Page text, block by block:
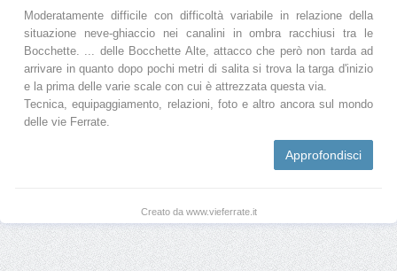
Moderatamente difficile con difficoltà variabile in relazione della
situazione neve-ghiaccio nei canalini in ombra racchiusi tra le
Bocchette. ... delle Bocchette Alte, attacco che però non tarda ad
arrivare in quanto dopo pochi metri di salita si trova la targa d'inizio
e la prima delle varie scale con cui è attrezzata questa via.
Tecnica, equipaggiamento, relazioni, foto e altro ancora sul mondo
delle vie Ferrate.
Approfondisci
Creato da www.vieferrate.it